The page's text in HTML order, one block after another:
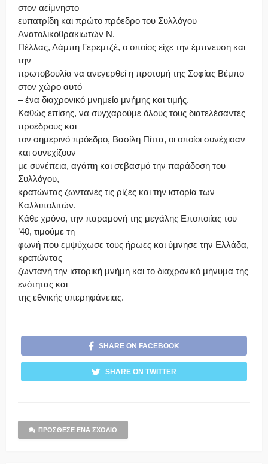
στον αείμνηστο
ευπατρίδη και πρώτο πρόεδρο του Συλλόγου
Ανατολικοθρακιωτών Ν.
Πέλλας, Λάμπη Γερεμτζέ, ο οποίος είχε την έμπνευση και
την
πρωτοβουλία να ανεγερθεί η προτομή της Σοφίας Βέμπο
στον χώρο αυτό
– ένα διαχρονικό μνημείο μνήμης και τιμής.
Καθώς επίσης, να συγχαρούμε όλους τους διατελέσαντες
προέδρους και
τον σημερινό πρόεδρο, Βασίλη Πίττα, οι οποίοι συνέχισαν
και συνεχίζουν
με συνέπεια, αγάπη και σεβασμό την παράδοση του
Συλλόγου,
κρατώντας ζωντανές τις ρίζες και την ιστορία των
Καλλιπολιτών.
Κάθε χρόνο, την παραμονή της μεγάλης Εποποιίας του
’40, τιμούμε τη
φωνή που εμψύχωσε τους ήρωες και ύμνησε την Ελλάδα,
κρατώντας
ζωντανή την ιστορική μνήμη και το διαχρονικό μήνυμα της
ενότητας και
της εθνικής υπερηφάνειας.
SHARE ON FACEBOOK
SHARE ON TWITTER
ΠΡΌΣΘΕΣΕ ΈΝΑ ΣΧΌΛΙΟ